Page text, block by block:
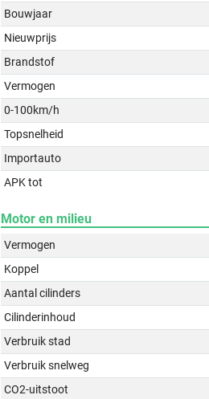
Bouwjaar
Nieuwprijs
Brandstof
Vermogen
0-100km/h
Topsnelheid
Importauto
APK tot
Motor en milieu
Vermogen
Koppel
Aantal cilinders
Cilinderinhoud
Verbruik stad
Verbruik snelweg
CO2-uitstoot